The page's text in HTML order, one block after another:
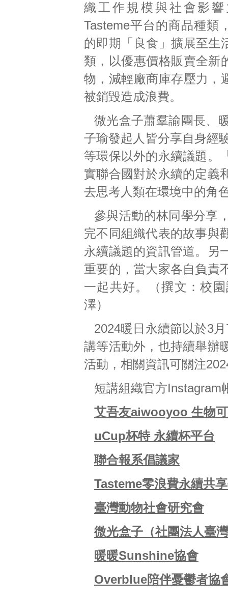
織工作規模與社會影
Tasteme平台的商品種類
的即期「良食」擴展至生
類，以優惠價格販賣全新
物，減輕廠商庫存壓力，
被銷毀造成浪費。
微光盒子蕭羣諭團長、
子瑜發起人皆分享自身經
等環保以外的永續議題。
實聯合國對於永續的定義
去思考人類在環境中的角
參與活動的林同學分享
完不同組織代表的故事與
永續議題的資訊管道。另
重要的，當大家各自負責
一起共好。（撰文：校
澤）
2024暖日永續節以於3
講等活動外，也持續舉辦
活動，相關資訊可關注
短講組織官方Instagram
艾吾友aiwooyoo 生物
uCup杯特 永續杯平台
聯合報系倡議家
Tasteme零浪費永續共
臺灣動物社會研究會
微光盒子（社團法人臺
暖暖Sunshine協會
Overblue陪伴憂鬱者協